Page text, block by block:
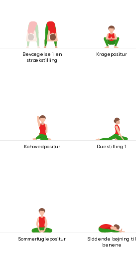
Bevægelse i en
strækstilling
Kragepositur
Kohovedpositur Duestilling 1
Sommerfuglepositur
Siddende bøjning til
benene